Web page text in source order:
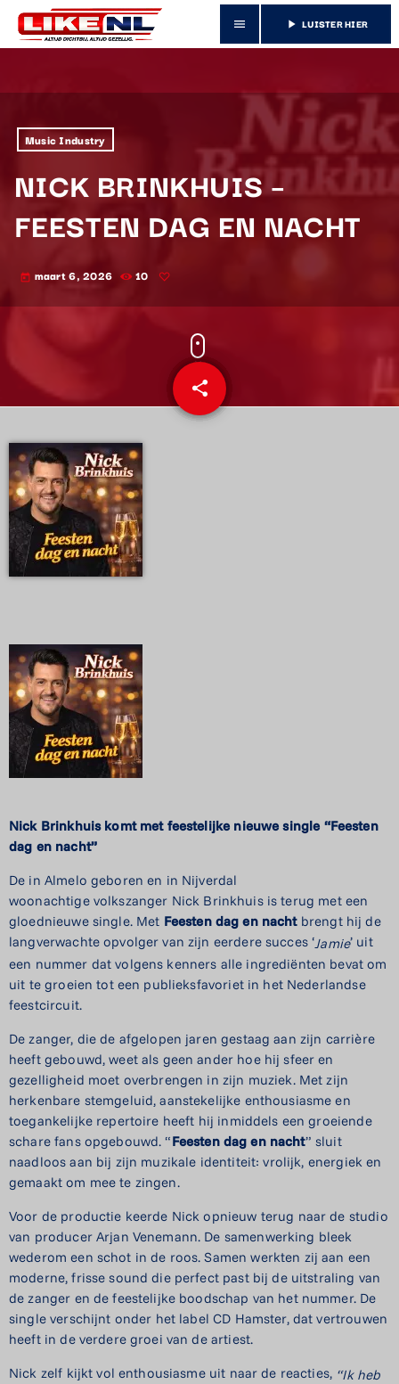
menu play_arrow LUISTER HIER
Music Industry
NICK BRINKHUIS –
FEESTEN DAG EN NACHT
today maart 6, 2026 10
share
email
Nick Brinkhuis komt met feestelijke nieuwe single “Feesten
dag en nacht”
De in Almelo geboren en in Nijverdal
woonachtige volkszanger Nick Brinkhuis is terug met een
gloednieuwe single. Met Feesten dag en nacht brengt hij de
langverwachte opvolger van zijn eerdere succes ‘Jamie’ uit
een nummer dat volgens kenners alle ingrediënten bevat om
uit te groeien tot een publieksfavoriet in het Nederlandse
feestcircuit.
De zanger, die de afgelopen jaren gestaag aan zijn carrière
heeft gebouwd, weet als geen ander hoe hij sfeer en
gezelligheid moet overbrengen in zijn muziek. Met zijn
herkenbare stemgeluid, aanstekelijke enthousiasme en
toegankelijke repertoire heeft hij inmiddels een groeiende
schare fans opgebouwd. “Feesten dag en nacht” sluit
naadloos aan bij zijn muzikale identiteit: vrolijk, energiek en
gemaakt om mee te zingen.
Voor de productie keerde Nick opnieuw terug naar de studio
van producer Arjan Venemann. De samenwerking bleek
wederom een schot in de roos. Samen werkten zij aan een
moderne, frisse sound die perfect past bij de uitstraling van
de zanger en de feestelijke boodschap van het nummer. De
single verschijnt onder het label CD Hamster, dat vertrouwen
heeft in de verdere groei van de artiest.
Nick zelf kijkt vol enthousiasme uit naar de reacties, “Ik heb